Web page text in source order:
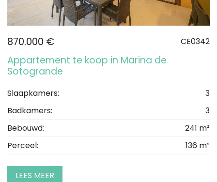
870.000 € CE0342
Appartement te koop in Marina de
Sotogrande
Slaapkamers:
3
Badkamers:
3
Bebouwd:
241 m²
Perceel:
136 m²
LEES MEER